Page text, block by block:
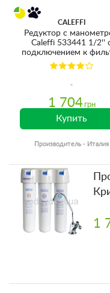
CALEFFI
Редуктор с
Caleffi 533441 1/2''
подключением к
1 704 грн
Купить
Производитель - Италия
1